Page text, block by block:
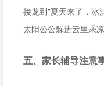
接龙到"夏天来了，冰
太阳公公躲进云里乘
五、家长辅导注意